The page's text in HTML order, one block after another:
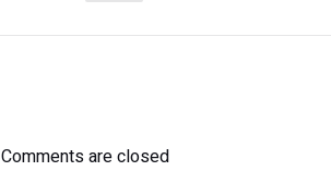
navigation
Comments are closed